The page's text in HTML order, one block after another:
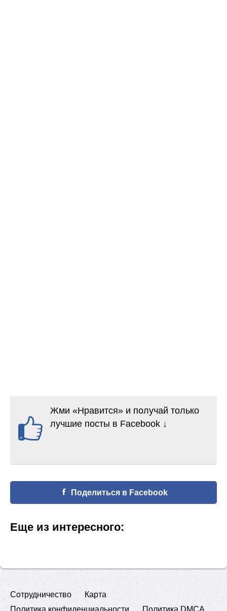
Жми «Нравится» и получай только
лучшие посты в Facebook ↓
Поделиться в Facebook
Еще из интересного:
Сотрудничество
Карта
Политика конфиденциальности
Политика DMCA